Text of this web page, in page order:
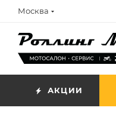
Москва
АКЦИИ